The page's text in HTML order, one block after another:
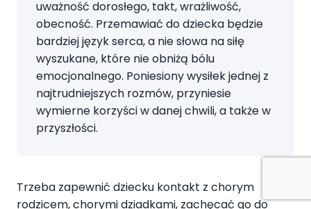
uważność dorosłego, takt, wrażliwość,
obecność. Przemawiać do dziecka będzie
bardziej język serca, a nie słowa na siłę
wyszukane, które nie obniżą bólu
emocjonalnego. Poniesiony wysiłek jednej z
najtrudniejszych rozmów, przyniesie
wymierne korzyści w danej chwili, a także w
przyszłości.
Trzeba zapewnić dziecku kontakt z chorym
rodzicem, chorymi dziadkami, zachęcać go do